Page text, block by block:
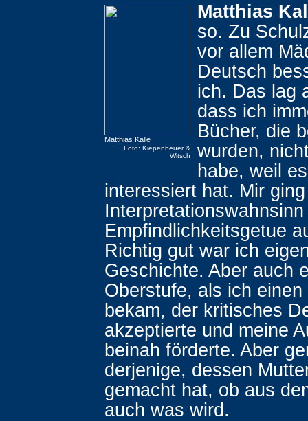
Matthias Kalle
Foto: Kiepenheuer &
Witsch
Matthias
so. Zu
vor allem
Deutsch
ich. Das lag
dass ich
Bücher, die
wurden,
habe, weil
interessiert hat. Mir
Empfindlichkeitsgetue
Richtig gut war ich
Geschichte. Aber auch
Oberstufe, als ich einen
bekam, der kritisches
akzeptierte und meine
beinah förderte. Aber
derjenige, dessen
gemacht hat, ob aus
auch was wird.